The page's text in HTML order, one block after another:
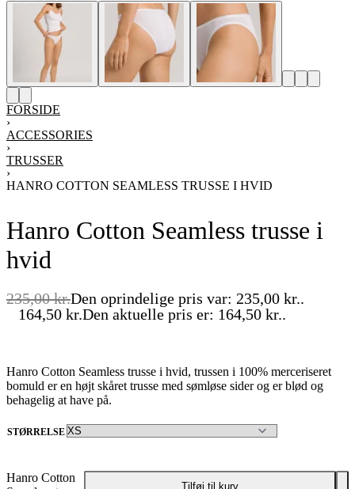
FORSIDE
›
ACCESSORIES
›
TRUSSER
›
HANRO COTTON SEAMLESS TRUSSE I HVID
Hanro Cotton Seamless trusse i
hvid
235,00kr.Den oprindelige pris var: 235,00 kr..
164,50 kr.Den aktuelle pris er: 164,50 kr..
Hanro Cotton Seamless trusse i hvid, trussen i 100% merceriseret
bomuld er en højt skåret trusse med sømløse sider og er blød og
behagelig at have på.
STØRRELSE
Hanro Cotton
Tilføj til kurv